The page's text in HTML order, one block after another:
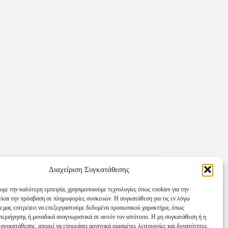
Διαχείριση Συγκατάθεσης
την καλύτερη εμπειρία, χρησιμοποιούμε τεχνολογίες όπως cookies για την
την πρόσβαση σε πληροφορίες συσκευών. Η συγκατάθεση για τις εν λόγω
μας επιτρέψει να επεξεργαστούμε δεδομένα προσωπικού χαρακτήρα, όπως
ή μοναδικά αναγνωριστικά σε αυτόν τον ιστότοπο. Η μη συγκατάθεση ή η
μπορεί να επηρεάσει αρνητικά ορισμένες λειτουργίες και δυνατότητες.